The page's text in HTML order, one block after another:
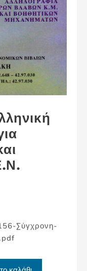
Σύγχρονη-